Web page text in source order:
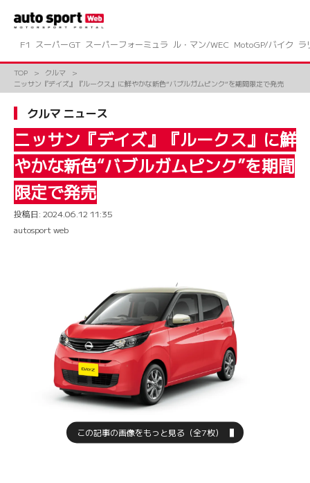
ツ
キ
F1 スーパーGT スーパーフォーミュラ ル・マン/WEC MotoGP/バイク ラ
TOP
クルマ
ニッサン『デイズ』『ルークス』に鮮やかな新色“バブルガムピンク”を期間限定で発売
クルマ ニュース
ニッサン『デイズ』『ルークス』に鮮
やかな新色“バブルガムピンク”を期間
限定で発売
投稿日: 2024.06.12 11:35
autosport web
この記事の画像をもっと見る（全7枚）